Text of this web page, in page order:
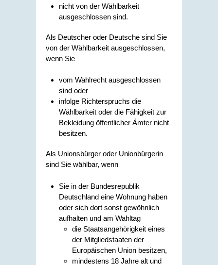
nicht von der Wählbarkeit
ausgeschlossen sind.
Als Deutscher oder Deutsche sind Sie
von der Wählbarkeit ausgeschlossen,
wenn Sie
vom Wahlrecht ausgeschlossen
sind oder
infolge Richterspruchs die
Wählbarkeit oder die Fähigkeit zur
Bekleidung öffentlicher Ämter nicht
besitzen.
Als Unionsbürger oder Unionbürgerin
sind Sie wählbar, wenn
Sie in der Bundesrepublik
Deutschland eine Wohnung haben
oder sich dort sonst gewöhnlich
aufhalten und am Wahltag
die Staatsangehörigkeit eines
der Mitgliedstaaten der
Europäischen Union besitzen,
mindestens 18 Jahre alt und